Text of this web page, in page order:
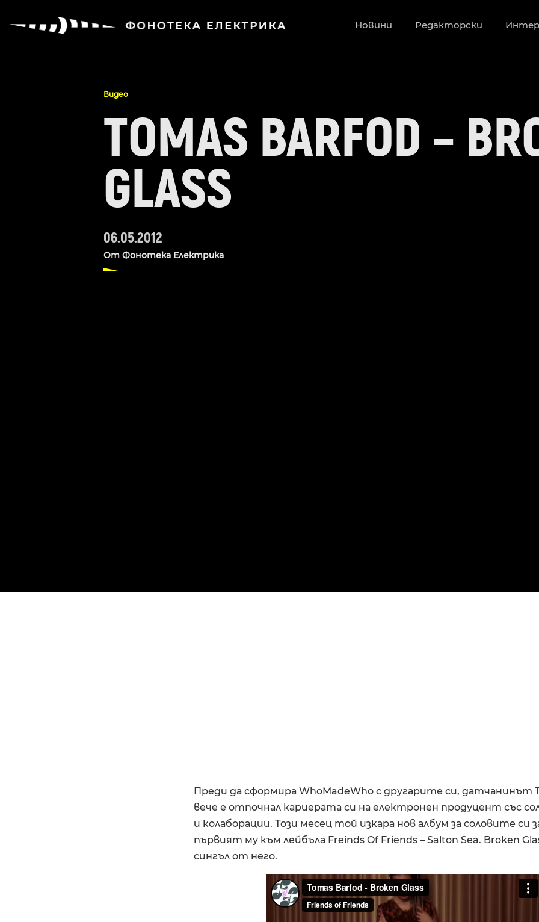
Новини Редакторски
Видео
TOMAS BARFOD –
GLASS
06.05.2012
От Фонотека Електрика
Преди да сформира WhoMadeWho с другарите си, датчанинът
вече е отпочнал кариерата си на електронен продуцент със
и колаборации. Този месец той изкара нов албум за соловите си
първият му към лейбъла Freinds Of Friends – Salton Sea. Broken
сингъл от него.